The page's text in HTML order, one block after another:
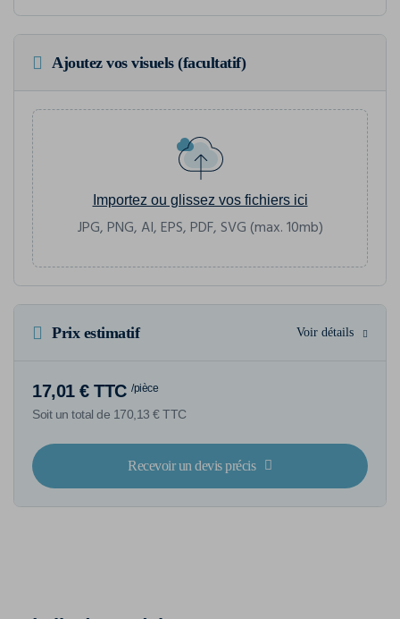
Ajoutez vos visuels (facultatif)
Importez ou glissez vos fichiers ici
JPG, PNG, AI, EPS, PDF, SVG (max. 10mb)
Prix estimatif Voir détails
17,01 € TTC /pièce
Soit un total de 170,13 € TTC
Recevoir un devis précis